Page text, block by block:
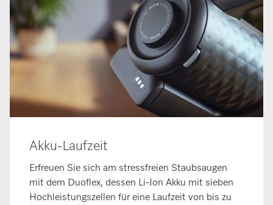
Akku-Laufzeit
Erfreuen Sie sich am stressfreien Staubsaugen
mit dem Duoflex, dessen Li-Ion Akku mit sieben
Hochleistungszellen für eine Laufzeit von bis zu